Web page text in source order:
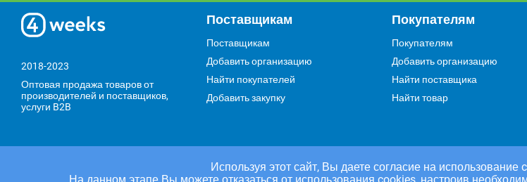
Используя этот сайт, Вы даете согласие на использование
На данном этапе Вы можете отказаться от использования cookies, настроив
2018-2023
Оптовая продажа товаров от
производителей и поставщиков,
услуги B2B
Поставщикам
Поставщикам
Добавить организацию
Найти покупателей
Добавить закупку
Покупателям
Покупателям
Добавить организацию
Найти поставщика
Найти товар